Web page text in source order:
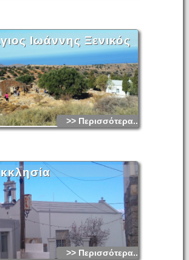
Ιωάννης Ξενικός
>> Περισσότερα...
>> Περισσότερα...